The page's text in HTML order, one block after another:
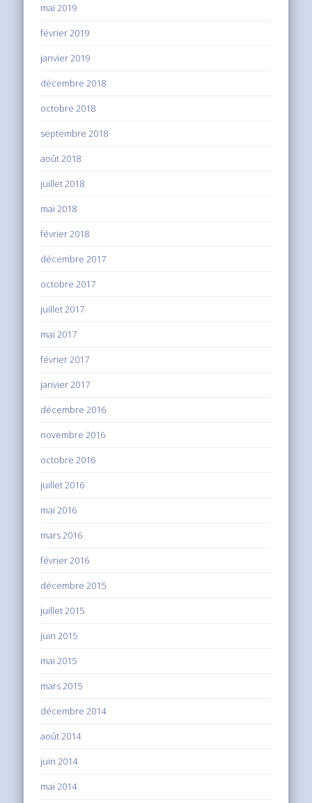
mai 2019
février 2019
janvier 2019
décembre 2018
octobre 2018
septembre 2018
août 2018
juillet 2018
mai 2018
février 2018
décembre 2017
octobre 2017
juillet 2017
mai 2017
février 2017
janvier 2017
décembre 2016
novembre 2016
octobre 2016
juillet 2016
mai 2016
mars 2016
février 2016
décembre 2015
juillet 2015
juin 2015
mai 2015
mars 2015
décembre 2014
août 2014
juin 2014
mai 2014